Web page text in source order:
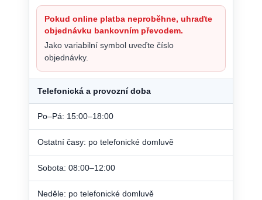
Pokud online platba neproběhne, uhraďte
objednávku bankovním převodem.
Jako variabilní symbol uveďte číslo
objednávky.
Telefonická a provozní doba
Po–Pá: 15:00–18:00
Ostatní časy: po telefonické domluvě
Sobota: 08:00–12:00
Neděle: po telefonické domluvě